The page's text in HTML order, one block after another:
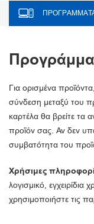
Για ορισμένα
σύνδεση μεταξύ του
καρτέλα θα βρείτε τα
προϊόν σας. Αν δεν
συμβατότητα του
Χρήσιμες
λογισμικό, εγχειρίδια
χρησιμοποιήστε τις